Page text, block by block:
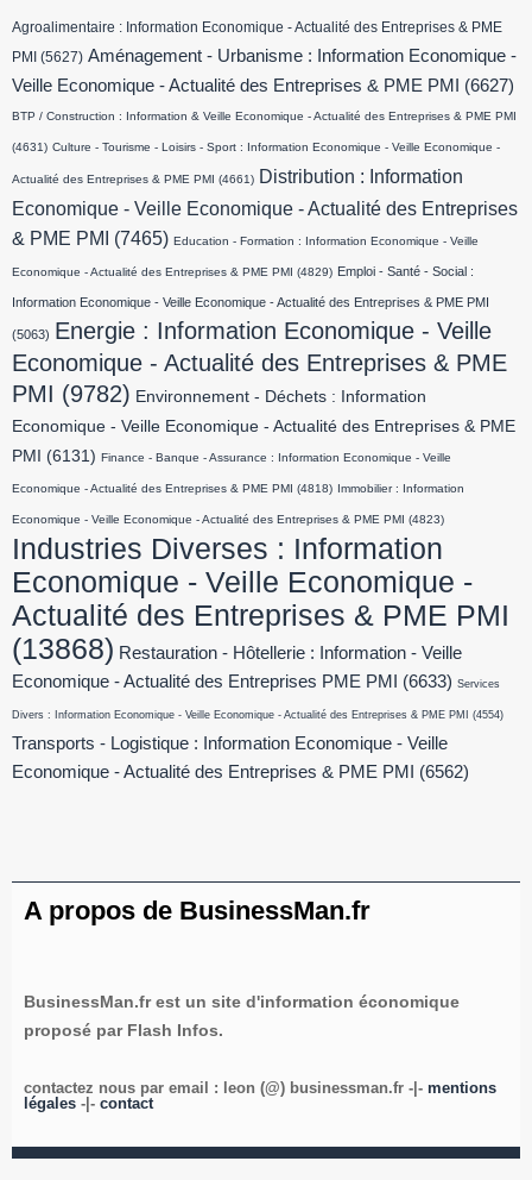
Agroalimentaire : Information Economique - Actualité des Entreprises & PME
PMI (5627) Aménagement - Urbanisme : Information Economique -
Veille Economique - Actualité des Entreprises & PME PMI
(6627)
BTP / Construction : Information & Veille Economique - Actualité des Entreprises & PME PMI
(4631) Culture - Tourisme - Loisirs - Sport : Information Economique - Veille Economique -
Actualité des Entreprises & PME PMI (4661) Distribution : Information
Economique - Veille Economique - Actualité des Entreprises
& PME PMI
(7465) Education - Formation : Information Economique - Veille
Economique - Actualité des Entreprises & PME PMI (4829) Emploi - Santé - Social :
Information Economique - Veille Economique - Actualité des Entreprises & PME PMI
(5063) Energie : Information Economique - Veille
Economique - Actualité des Entreprises & PME
PMI (9782) Environnement - Déchets : Information
Economique - Veille Economique - Actualité des Entreprises & PME
PMI
(6131) Finance - Banque - Assurance : Information Economique - Veille
Economique - Actualité des Entreprises & PME PMI (4818) Immobilier : Information
Economique - Veille Economique - Actualité des Entreprises & PME PMI (4823)
Industries Diverses : Information
Economique - Veille Economique -
Actualité des Entreprises & PME PMI
(13868) Restauration - Hôtellerie : Information - Veille
Economique - Actualité des Entreprises PME PMI
(6633) Services
Divers : Information Economique - Veille Economique - Actualité des Entreprises & PME PMI (4554)
Transports - Logistique : Information Economique - Veille
Economique - Actualité des Entreprises & PME PMI
(6562)
A propos de BusinessMan.fr
BusinessMan.fr est un site d'information économique
proposé par Flash Infos.
contactez nous par email : leon (@) businessman.fr -|- mentions
légales -|- contact